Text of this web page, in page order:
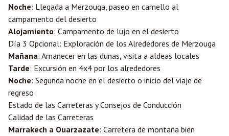
Noche: Llegada a Merzouga, paseo en camello al
campamento del desierto
Alojamiento: Campamento de lujo en el desierto
Día 3 Opcional: Exploración de los Alrededores de Merzouga
Mañana: Amanecer en las dunas, visita a aldeas locales
Tarde: Excursión en 4x4 por los alrededores
Noche: Segunda noche en el desierto o inicio del viaje de
regreso
Estado de las Carreteras y Consejos de Conducción
Calidad de las Carreteras
Marrakech a Ouarzazate: Carretera de montaña bien